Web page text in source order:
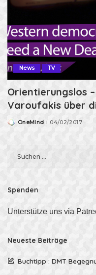
News TV
Orientierungslos
Varoufakis über
PostedOneMind 04/02/2017
Spenden
Unterstütze uns via
Neueste Beiträge
Buchtipp : DMT